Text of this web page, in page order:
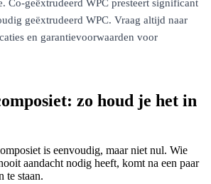
Co-geëxtrudeerd WPC presteert significant
geëxtrudeerd WPC. Vraag altijd naar
en garantievoorwaarden voor
zo houd je het in
is eenvoudig, maar niet nul. Wie
aandacht nodig heeft, komt na een paar
te staan.